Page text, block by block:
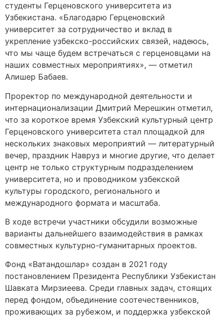
студенты Герценовского университета из
Узбекистана. «Благодарю Герценовский
университет за сотрудничество и вклад в
укрепление узбекско-российских связей, надеюсь,
что мы чаще будем встречаться с герценовцами на
наших совместных мероприятиях», — отметил
Алишер Бабаев.
Проректор по международной деятельности и
интернационализации Дмитрий Мерешкин отметил,
что за короткое время Узбекский культурный центр
Герценовского университета стал площадкой для
нескольких знаковых мероприятий — литературный
вечер, праздник Навруз и многие другие, что делает
центр не только структурным подразделением
университета, но и проводником узбекской
культуры городского, регионального и
международного формата и масштаба.
В ходе встречи участники обсудили возможные
варианты дальнейшего взаимодействия в рамках
совместных культурно-гуманитарных проектов.
Фонд «Ватандошлар» создан в 2021 году
постановлением Президента Республики Узбекистан
Шавката Мирзиеева. Среди главных задач, стоящих
перед фондом, объединение соотечественников,
проживающих за рубежом, и поддержка узбекской